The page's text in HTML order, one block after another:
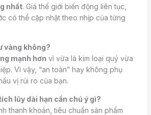
nhất. Giá thế giới biến động liên tục,
có thể cập nhật theo nhịp của từng
vàng không?
mạnh hơn vì vừa là kim loại quý vừa
Vì vậy, “an toàn” hay không phụ
vị rủi ro của bạn.
lũy dài hạn cần chú ý gì?
thanh khoản, tiêu chuẩn sản phẩm